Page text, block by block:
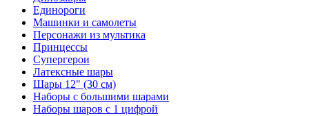
Единороги
Машинки и самолеты
Персонажи из мультика
Принцессы
Супергерои
Латексные шары
Шары 12" (30 см)
Наборы с большими шарами
Наборы шаров с 1 цифрой